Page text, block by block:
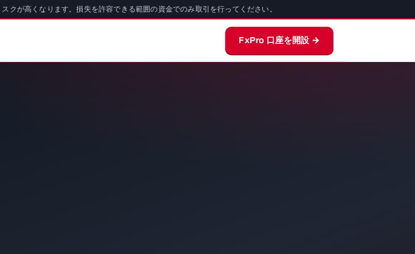
クが高くなります。損失を許容できる範囲の資金でのみ取引を行ってください。
FxPro 口座を開設 →